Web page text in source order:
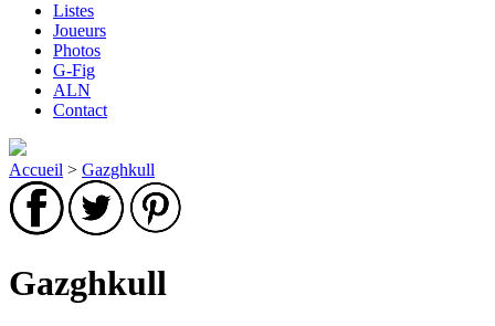
Listes
Joueurs
Photos
G-Fig
ALN
Contact
Accueil > Gazghkull
Gazghkull